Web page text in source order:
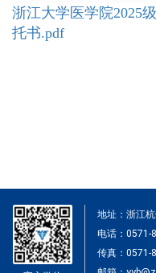
浙江大学医学院2025
托书.pdf
地址：浙江
电话：0571-
传真：0571-